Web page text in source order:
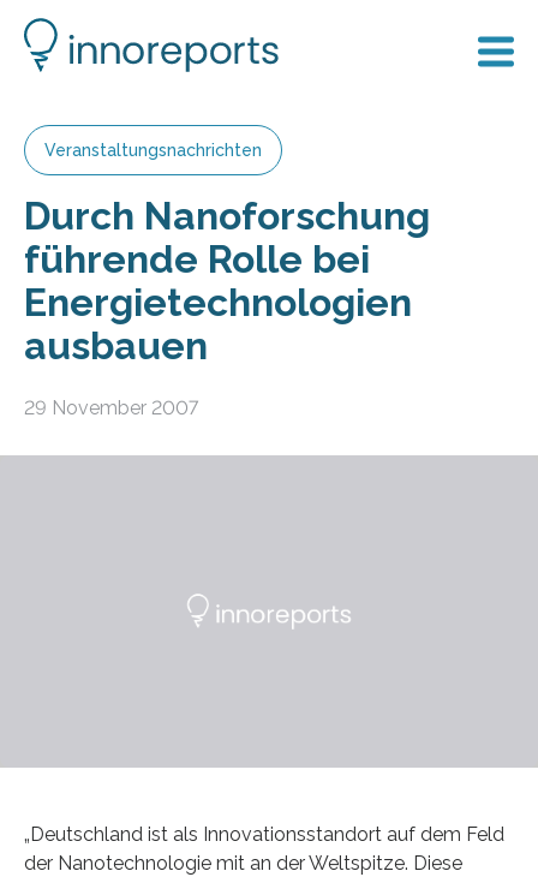
Veranstaltungsnachrichten
Durch Nanoforschung
führende Rolle bei
Energietechnologien
ausbauen
29 November 2007
„Deutschland ist als Innovationsstandort auf dem Feld
der Nanotechnologie mit an der Weltspitze. Diese